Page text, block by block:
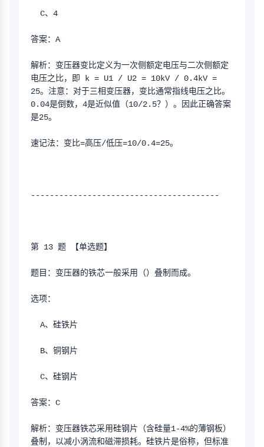
  C、4
答案：A
解析：变压器变比定义为一次侧额定电压与二次侧额定
电压之比，即 k = U1 / U2 = 10kV / 0.4kV =
25。注意：对于三相变压器，变比通常指线电压之比。
0.04是倒数，4是近似值（10/2.5？）。因此正确答案
是25。
速记法：变比=高压/低压=10/0.4=25。
----------------------------------------
第 13 题 【单选题】
题目：变压器的铁芯一般采用（）叠制而成。
选项：
  A、硅铁片
  B、铜钢片
  C、硅钢片
答案：C
解析：变压器铁芯采用硅钢片（含硅量1-4%的薄钢板）
叠制，以减小涡流和磁滞损耗。硅铁片是俗称，但标准